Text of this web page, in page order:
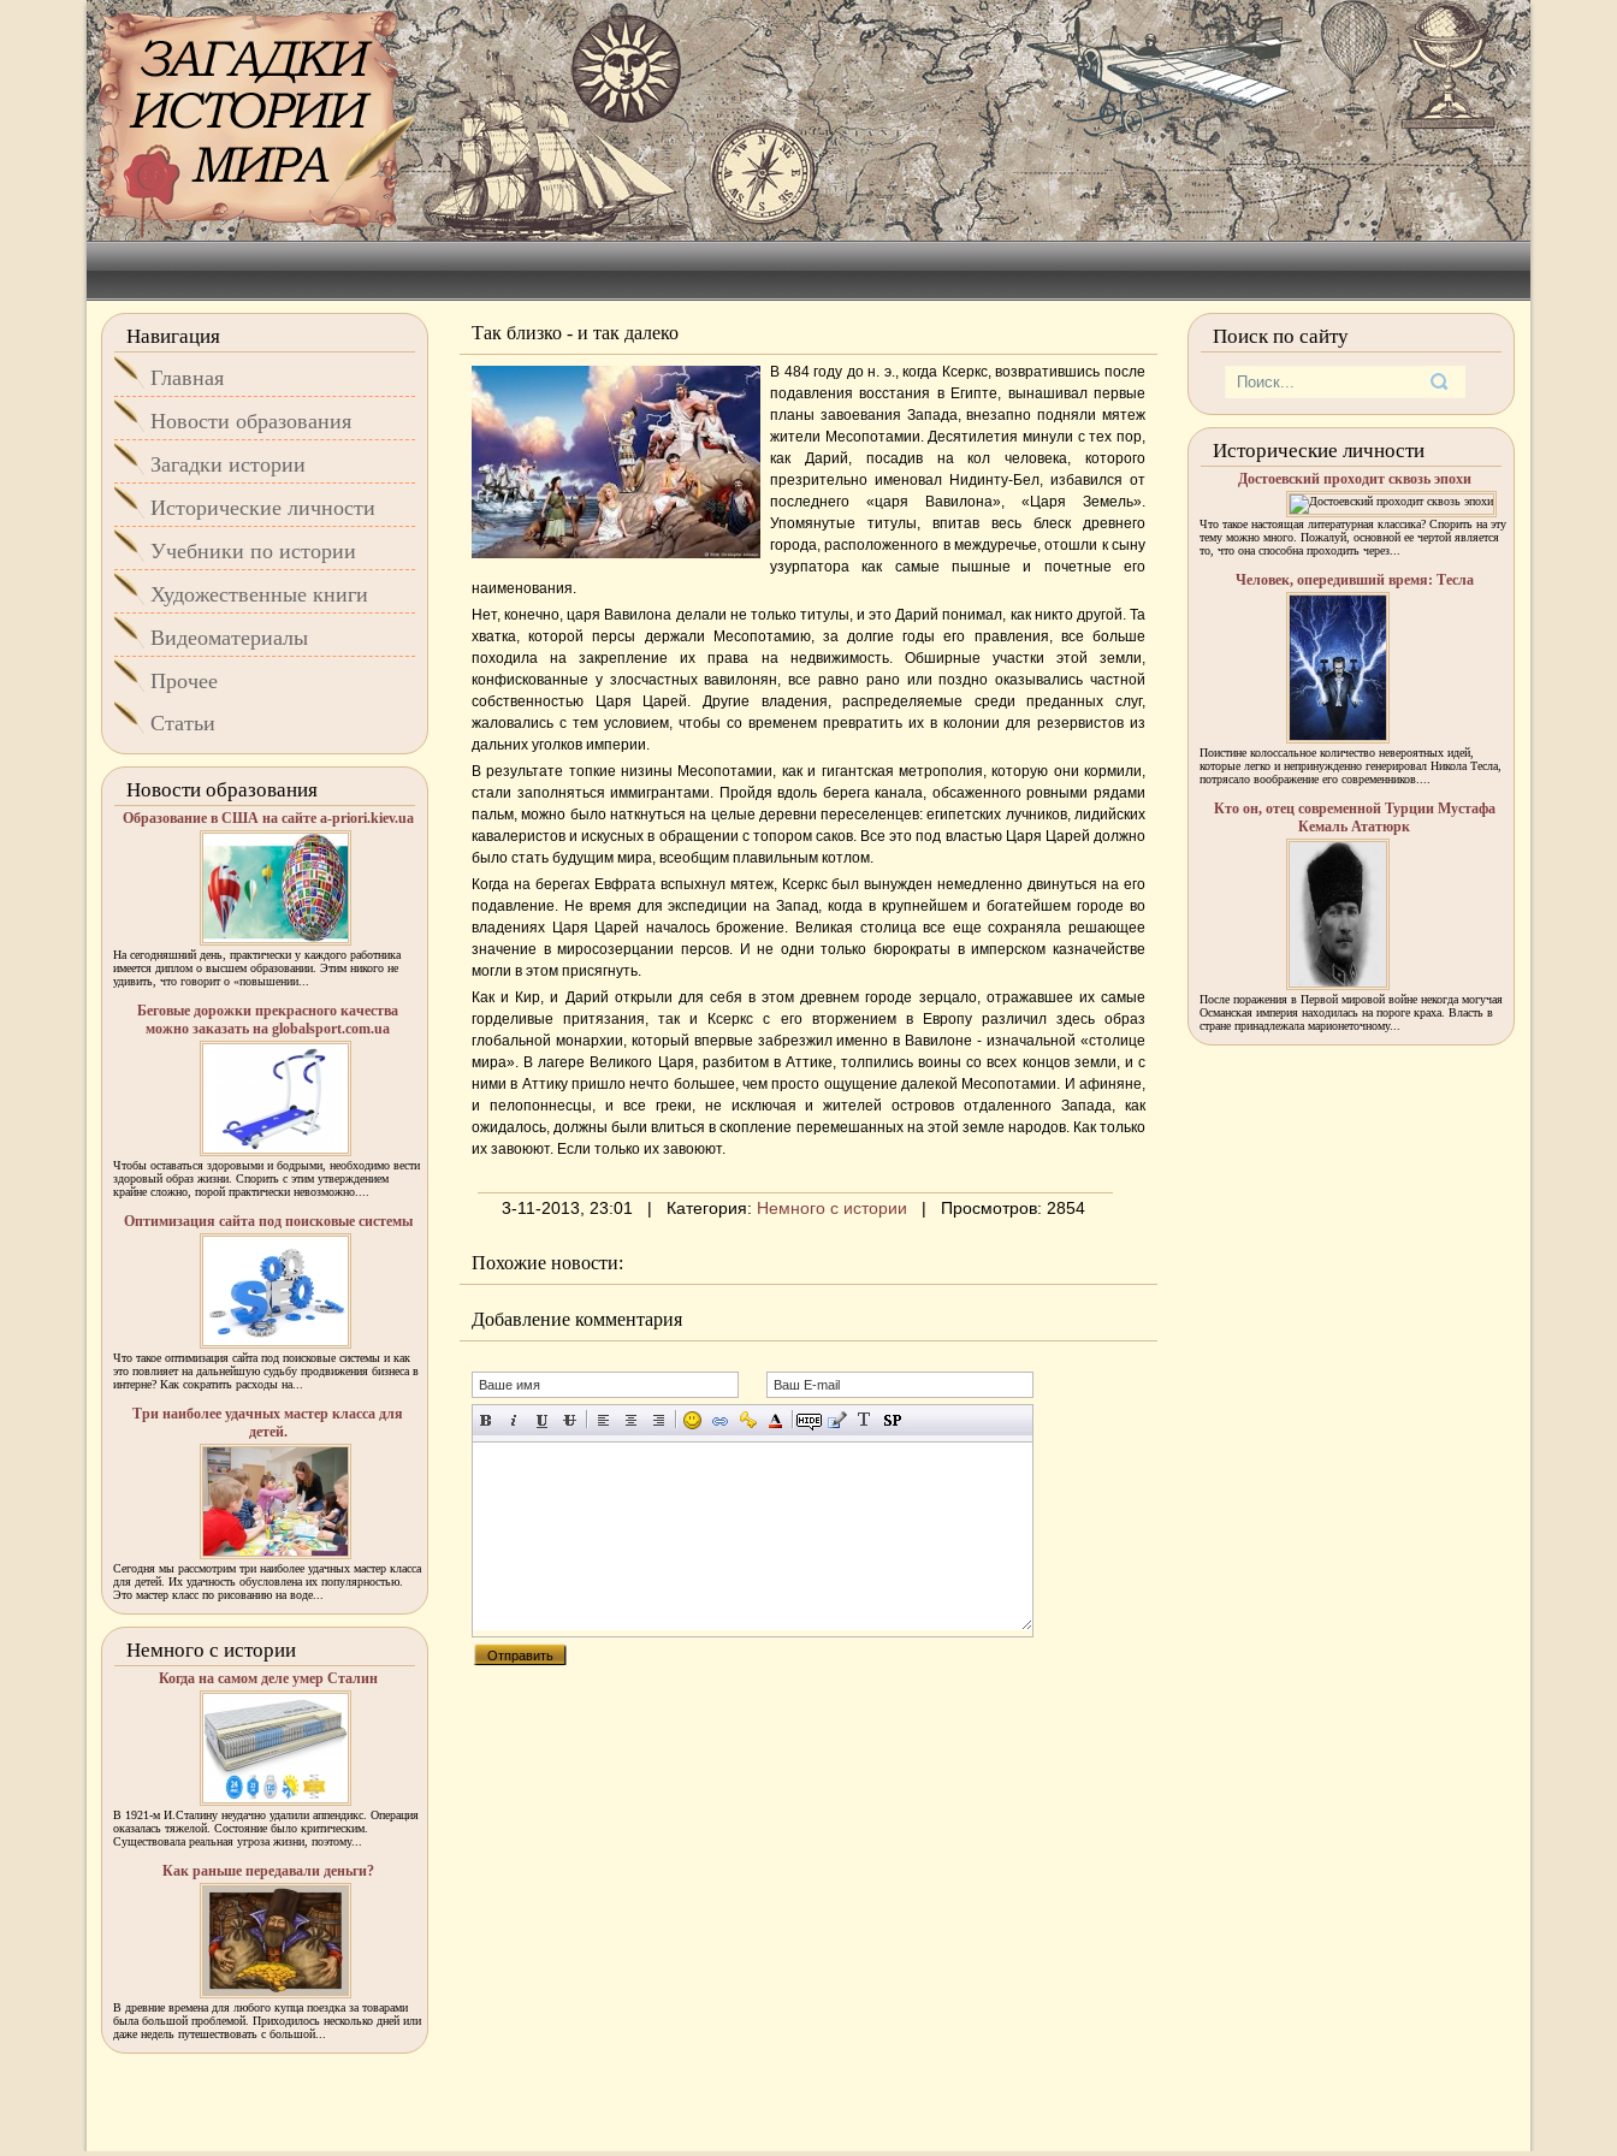
Так близко - и так далеко
В 484 году до н. э., когда Ксеркс, возвратившись после
подавления восстания в Египте, вынашивал первые
планы завоевания Запада, внезапно подняли мятеж
жители Месопотамии. Десятилетия минули с тех пор,
как Дарий, посадив на кол человека, которого
презрительно именовал Нидинту-Бел, избавился от
последнего «царя Вавилона», «Царя Земель».
Упомянутые титулы, впитав весь блеск древнего
города, расположенного в междуречье, отошли к сыну
узурпатора как самые пышные и почетные его
наименования.
Нет, конечно, царя Вавилона делали не только титулы, и это Дарий понимал, как никто другой. Та
хватка, которой персы держали Месопотамию, за долгие годы его правления, все больше
походила на закрепление их права на недвижимость. Обширные участки этой земли,
конфискованные у злосчастных вавилонян, все равно рано или поздно оказывались частной
собственностью Царя Царей. Другие владения, распределяемые среди преданных слуг,
жаловались с тем условием, чтобы со временем превратить их в колонии для резервистов из
дальних уголков империи.
В результате топкие низины Месопотамии, как и гигантская метрополия, которую они кормили,
стали заполняться иммигрантами. Пройдя вдоль берега канала, обсаженного ровными рядами
пальм, можно было наткнуться на целые деревни переселенцев: египетских лучников, лидийских
кавалеристов и искусных в обращении с топором саков. Все это под властью Царя Царей должно
было стать будущим мира, всеобщим плавильным котлом.
Когда на берегах Евфрата вспыхнул мятеж, Ксеркс был вынужден немедленно двинуться на его
подавление. Не время для экспедиции на Запад, когда в крупнейшем и богатейшем городе во
владениях Царя Царей началось брожение. Великая столица все еще сохраняла решающее
значение в миросозерцании персов. И не одни только бюрократы в имперском казначействе
могли в этом присягнуть.
Как и Кир, и Дарий открыли для себя в этом древнем городе зерцало, отражавшее их самые
горделивые притязания, так и Ксеркс с его вторжением в Европу различил здесь образ
глобальной монархии, который впервые забрезжил именно в Вавилоне - изначальной «столице
мира». В лагере Великого Царя, разбитом в Аттике, толпились воины со всех концов земли, и с
ними в Аттику пришло нечто большее, чем просто ощущение далекой Месопотамии. И афиняне,
и пелопоннесцы, и все греки, не исключая и жителей островов отдаленного Запада, как
ожидалось, должны были влиться в скопление перемешанных на этой земле народов. Как только
их завоюют. Если только их завоюют.
3-11-2013, 23:01 | Категория: Немного с истории | Просмотров: 2854
Похожие новости:
Добавление комментария
Навигация
Главная
Новости образования
Загадки истории
Исторические личности
Учебники по истории
Художественные книги
Видеоматериалы
Прочее
Статьи
Новости образования
Образование в США на сайте a-priori.kiev.ua
На сегодняшний день, практически у каждого работника
имеется диплом о высшем образовании. Этим никого не
удивить, что говорит о «повышении...
Беговые дорожки прекрасного качества
можно заказать на globalsport.com.ua
Чтобы оставаться здоровыми и бодрыми, необходимо вести
здоровый образ жизни. Спорить с этим утверждением
крайне сложно, порой практически невозможно....
Оптимизация сайта под поисковые системы
Что такое оптимизация сайта под поисковые системы и как
это повлияет на дальнейшую судьбу продвижения бизнеса в
интерне? Как сократить расходы на...
Три наиболее удачных мастер класса для
детей.
Сегодня мы рассмотрим три наиболее удачных мастер класса
для детей. Их удачность обусловлена их популярностью.
Это мастер класс по рисованию на воде...
Немного с истории
Когда на самом деле умер Сталин
В 1921-м И.Сталину неудачно удалили аппендикс. Операция
оказалась тяжелой. Состояние было критическим.
Существовала реальная угроза жизни, поэтому...
Как раньше передавали деньги?
В древние времена для любого купца поездка за товарами
была большой проблемой. Приходилось несколько дней или
даже недель путешествовать с большой...
Поиск по сайту
Исторические личности
Достоевский проходит сквозь эпохи
Что такое настоящая литературная классика? Спорить на эту
тему можно много. Пожалуй, основной ее чертой является
то, что она способна проходить через...
Человек, опередивший время: Тесла
Поистине колоссальное количество невероятных идей,
которые легко и непринужденно генерировал Никола Тесла,
потрясало воображение его современников....
Кто он, отец современной Турции Мустафа
Кемаль Ататюрк
После поражения в Первой мировой войне некогда могучая
Османская империя находилась на пороге краха. Власть в
стране принадлежала марионеточному...